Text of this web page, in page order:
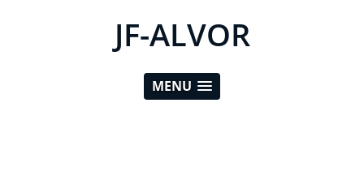
JF-ALVOR
MENU